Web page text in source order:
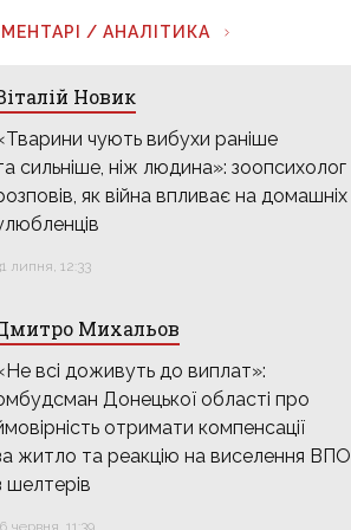
/ АНАЛІТИКА
Новик
чують вибухи раніше
сильніше, ніж людина»: зоопсихолог
як війна впливає на домашніх
липня, 12:33
Михальов
всі доживуть до виплат»:
Донецької області про
отримати компенсації
житло та реакцію на виселення ВПО
шелтерів
червня, 11:39